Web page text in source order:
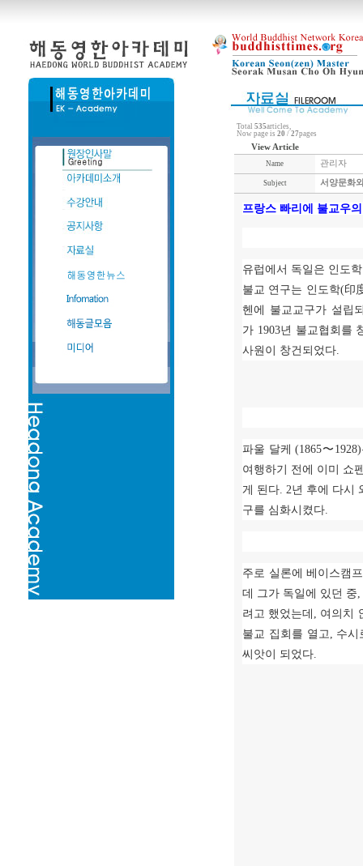
Total 535articles,
Now page is 20 / 27pages
View Article
Name 관리자
Subject 서양문화
프랑스 빠리에 불교우
유럽에서 독일은 인도
불교 연구는 인도학(印
헨에 불교교구가 설립
가 1903년 불교협회를
사원이 창건되었다.
파울 달케(1865〜 1928)
여행하기 전에 이미 쇼
게 된다. 2년 후에 다시
구를 심화시켰다.
주로 실론에 베이스캠
데 그가 독일에 있던 중,
려고 했었는데 , 여의치
불교 집회를 열고, 수시
씨앗이 되었다.